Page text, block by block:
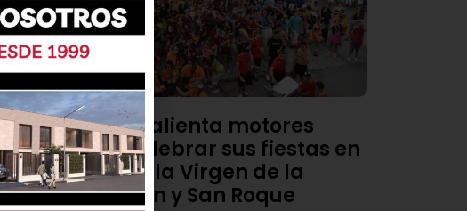
Viana calienta motores
para celebrar sus fiestas en
honor a la Virgen de la
Asunción y San Roque